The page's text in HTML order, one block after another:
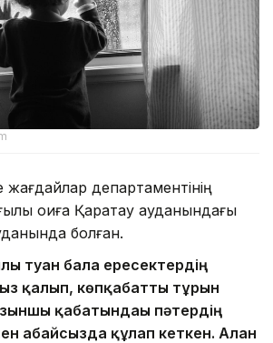
жағдайлар департаментінің
оқиға Қаратау ауданындағы
болған.
туған бала ересектердің
қалып, көпқабатты тұрғын
қабатындағы пәтердің
абайсызда құлап кеткен. Алған